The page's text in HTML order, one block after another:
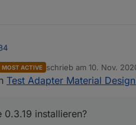
"Verfügbar"-Spalte ist leer ...
.. Vielleicht kommt ja daher auch
MOST ACTIVE schrieb am10. Nov.
zuletzt editiert von
Test Adapter Material
installieren?